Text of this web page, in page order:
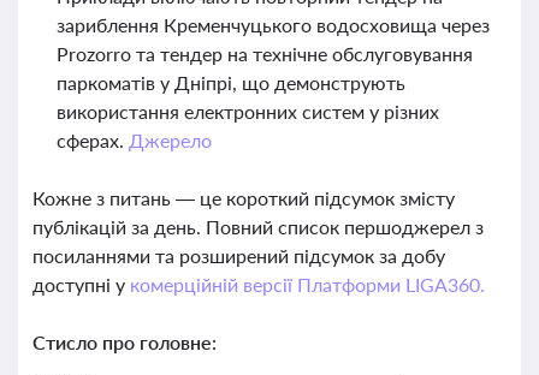
зариблення Кременчуцького водосховища через
Prozorro та тендер на технічне обслуговування
паркоматів у Дніпрі, що демонструють
використання електронних систем у різних
сферах. Джерело
Кожне з питань — це короткий підсумок змісту
публікацій за день. Повний список першоджерел з
посиланнями та розширений підсумок за добу
доступні у комерційній версії Платформи LIGA360.
Стисло про головне: